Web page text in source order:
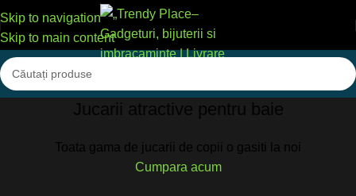
Skip to navigation
Skip to main content
Jucarii atractive pentru baie
Toata gama de jucarii de copii o gasiti la noi
Cumpara acum